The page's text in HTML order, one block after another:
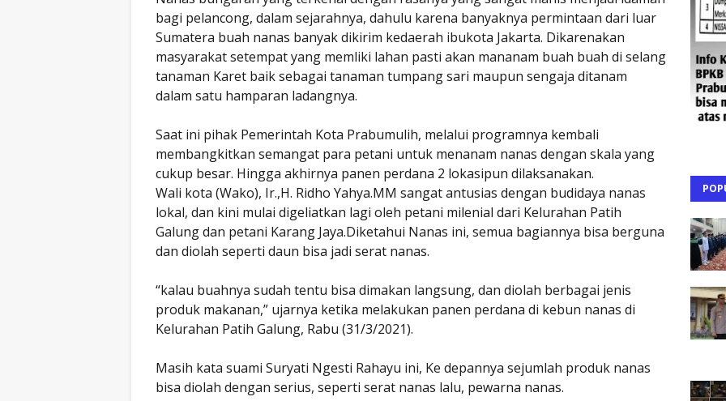
bagi pelancong, dalam sejarahnya, dahulu karena banyaknya permintaan dari luar
Sumatera buah nanas banyak dikirim kedaerah ibukota Jakarta. Dikarenakan
masyarakat setempat yang memliki lahan pasti akan mananam buah buah di selang
tanaman Karet baik sebagai tanaman tumpang sari maupun sengaja ditanam
dalam satu hamparan ladangnya.
Saat ini pihak Pemerintah Kota Prabumulih, melalui programnya kembali
membangkitkan semangat para petani untuk menanam nanas dengan skala yang
cukup besar. Hingga akhirnya panen perdana 2 lokasipun dilaksanakan.
Wali kota (Wako), Ir.,H. Ridho Yahya.MM sangat antusias dengan budidaya nanas
lokal, dan kini mulai digeliatkan lagi oleh petani milenial dari Kelurahan Patih
Galung dan petani Karang Jaya.Diketahui Nanas ini, semua bagiannya bisa berguna
dan diolah seperti daun bisa jadi serat nanas.
“kalau buahnya sudah tentu bisa dimakan langsung, dan diolah berbagai jenis
produk makanan,” ujarnya ketika melakukan panen perdana di kebun nanas di
Kelurahan Patih Galung, Rabu (31/3/2021).
Masih kata suami Suryati Ngesti Rahayu ini, Ke depannya sejumlah produk nanas
bisa diolah dengan serius, seperti serat nanas lalu, pewarna nanas.